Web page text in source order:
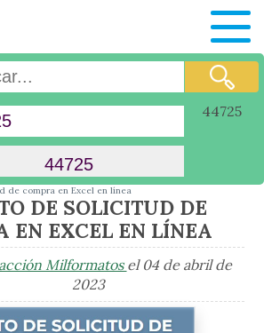
44725
de compra en Excel en línea
DE SOLICITUD DE
EN EXCEL EN LÍNEA
Milformatos el 04 de abril de
2023